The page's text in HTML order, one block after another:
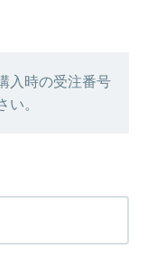
入時の受注番号
い。